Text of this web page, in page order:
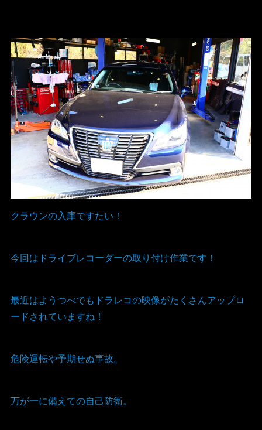
クラウンの入庫ですたい！
今回はドライブレコーダーの取り付け作業です！
最近はようつべでもドラレコの映像がたくさんアップロ
ードされていますね！
危険運転や予期せぬ事故。
万が一に備えての自己防衛。